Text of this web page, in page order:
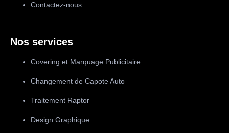
Contactez-nous
Nos services
Covering et Marquage Publicitaire
Changement de Capote Auto
Traitement Raptor
Design Graphique